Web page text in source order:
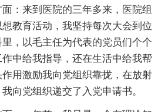
：来到医院的三年多来，医院组
教育活动，我坚持每次大会到位
，以毛主任为代表的党员们个个
中给我指导，还在生活中给我帮
用激励我向党组织靠拢，在放射
向党组织递交了入党申请书。